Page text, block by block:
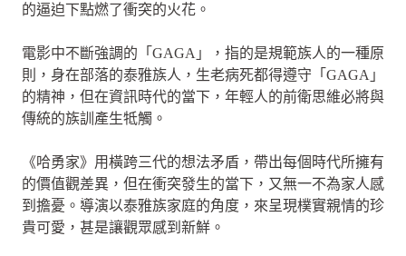
的逼迫下點燃了衝突的火花。
電影中不斷強調的「GAGA」，指的是規範族人的一種原
則，身在部落的泰雅族人，生老病死都得遵守「GAGA」
的精神，但在資訊時代的當下，年輕人的前衛思維必將與
傳統的族訓產生牴觸。
《哈勇家》用橫跨三代的想法矛盾，帶出每個時代所擁有
的價值觀差異，但在衝突發生的當下，又無一不為家人感
到擔憂。導演以泰雅族家庭的角度，來呈現樸實親情的珍
貴可愛，甚是讓觀眾感到新鮮。